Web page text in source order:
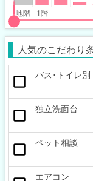
人気のこだわり
バス･トイレ別
独立洗面台
ペット相談
エアコン